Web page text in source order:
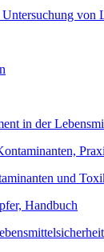
von
in der
und
Handbuch